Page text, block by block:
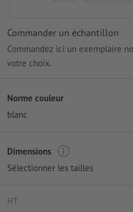
Commander un échantillon
Commandez ici un exemplaire
votre choix.
Norme couleur
blanc
Dimensions
Sélectionner les tailles
HT